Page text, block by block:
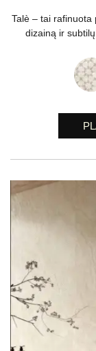
Talè – tai rafinuota
dizainą ir